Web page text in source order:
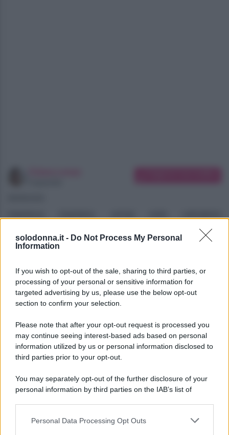
solodonna.it - Do Not Process My Personal
Information
If you wish to opt-out of the sale, sharing to third parties, or
processing of your personal or sensitive information for
targeted advertising by us, please use the below opt-out
section to confirm your selection.
Please note that after your opt-out request is processed you
may continue seeing interest-based ads based on personal
information utilized by us or personal information disclosed to
third parties prior to your opt-out.
You may separately opt-out of the further disclosure of your
personal information by third parties on the IAB’s list of
This information may also be disclosed by us to third parties
Personal Data Processing Opt Outs
dell’Atalanta, non ha soltanto successo in campo,
ma anche nella vita privata.